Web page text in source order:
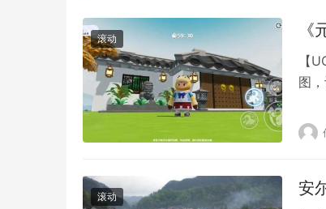
滚动
【
图
一
滚动 安